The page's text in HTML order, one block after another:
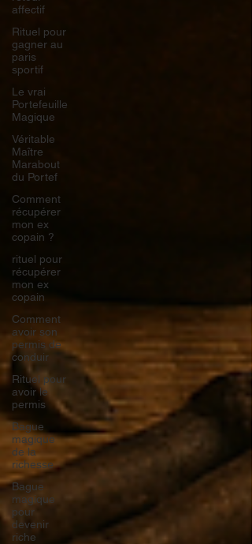
affectif
Rituel pour
gagner au
paris
sportif
Le vrai
Portefeuille
Magique
Véritable
Maître
Marabout
du Portef
Comment
récupérer
mon ex
copain ?
rituel pour
récupérer
mon ex
copain
Comment
avoir son
permis de
conduir
Rituel pour
avoir le
permis
Bague
magique
de la
richesse
Bague
magique
pour
devenir
riche